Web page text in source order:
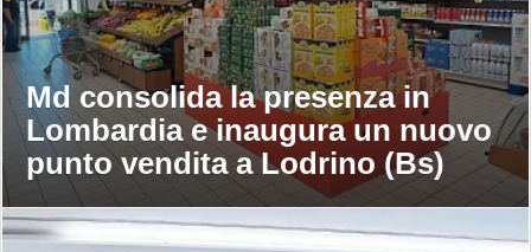
Md consolida la presenza in
Lombardia e inaugura un nuovo
punto vendita a Lodrino (Bs)